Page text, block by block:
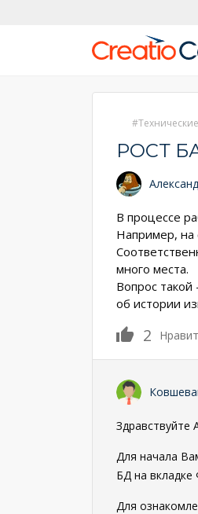
РОСТ
В процессе
Например, на
много места.
Вопрос
об истории
2
Здравствуйте
Для начала
БД на
Для